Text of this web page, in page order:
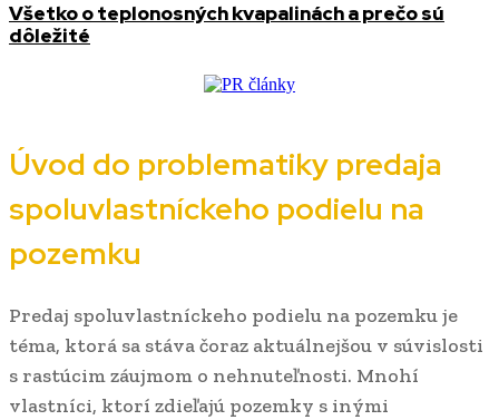
Všetko o teplonosných kvapalinách a prečo sú
dôležité
Úvod do problematiky predaja
spoluvlastníckeho podielu na
pozemku
Predaj spoluvlastníckeho podielu na pozemku je
téma, ktorá sa stáva čoraz aktuálnejšou v súvislosti
s rastúcim záujmom o nehnuteľnosti. Mnohí
vlastníci, ktorí zdieľajú pozemky s inými